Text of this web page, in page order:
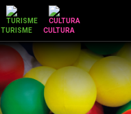
TURISME CULTURA